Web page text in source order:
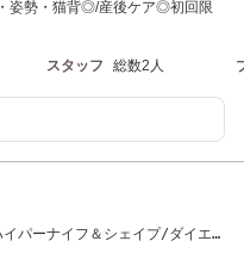
姿勢・猫背◎/産後ケア◎初回限
スタッフ 総数2人
パーナイフ＆シェイプ/ダイエ